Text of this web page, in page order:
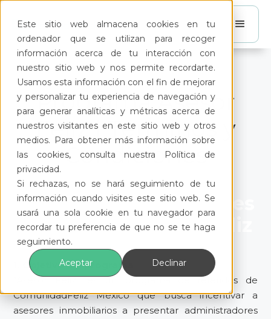
Este sitio web almacena cookies en tu
ordenador que se utilizan para recoger
información acerca de tu interacción con
nuestro sitio web y nos permite recordarte.
Usamos esta información con el fin de mejorar
y personalizar tu experiencia de navegación y
para generar analíticas y métricas acerca de
nuestros visitantes en este sitio web y otros
medios. Para obtener más información sobre
las cookies, consulta nuestra Política de
privacidad.
Si rechazas, no se hará seguimiento de tu
información cuando visites este sitio web. Se
usará una sola cookie en tu navegador para
recordar tu preferencia de que no se te haga
seguimiento.
Aceptar
Declinar
Programa Asesor
Feliz | Términos y
Condiciones
Términos y Condiciones
– Programa Asesor Feliz
1. Objetivo del programa
“Asesor Feliz” es un programa de referidos de
ComunidadFeliz México que busca incentivar a
asesores inmobiliarios a presentar administradores